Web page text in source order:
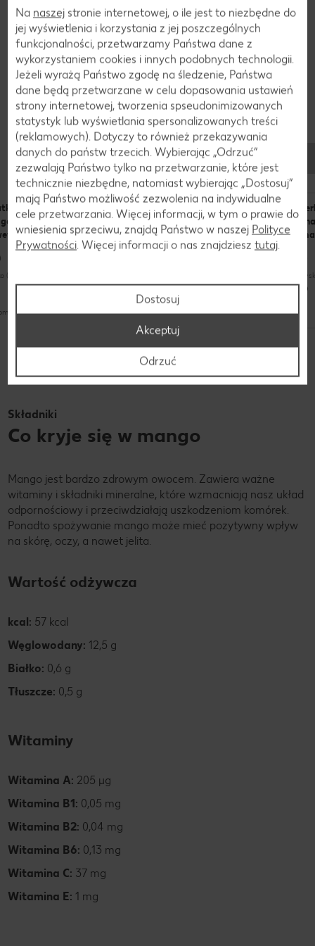
odmiany stanowi miąższ, który jest pozbawiony włókien.
Pestka zaś jest naprawdę niewielka.
Sezon zbiorów trwa bardzo krótko, zazwyczaj od 36 do 42
tygodnia roku.
Przepisy
To możesz przygotować z mango
z
i
(do 30 minut)
Makaronowy wok z mango
zajmuje trochę czasu (do 60 minut)
Szaszłyki z
mango i serem
Odkryj jeszcze więcej przepisów
Składniki
Co kryje się w mango
Mango jest bardzo zdrowym owocem. Zawiera ważne
witaminy i składniki mineralne, które wzmacniają nasz układ
odpornościowy i przeciwdziałają uszkodzeniom komórek.
Ponadto spożywanie mango może mieć pozytywny wpływ
na skórę, oczy, a nawet jelita.
Wartość odżywcza
kcal: 57 kcal
Węglowodany: 12,5 g
Białko: 0,6 g
Tłuszcze: 0,5 g
Witaminy
Witamina A: 205 µg
Witamina B1: 0,05 mg
Witamina B2: 0,04 mg
Witamina B6: 0,13 mg
Witamina C: 37 mg
Witamina E: 1 mg
Na naszej stronie internetowej, o ile jest to niezbędne do
jej wyświetlenia i korzystania z jej poszczególnych
funkcjonalności, przetwarzamy Państwa dane z
wykorzystaniem cookies i innych podobnych technologii.
Jeżeli wyrażą Państwo zgodę na śledzenie, Państwa
dane będą przetwarzane w celu dopasowania ustawień
strony internetowej, tworzenia spseudonimizowanych
statystyk lub wyświetlania spersonalizowanych treści
(reklamowych). Dotyczy to również przekazywania
danych do państw trzecich. Wybierając „Odrzuć“
zezwalają Państwo tylko na przetwarzanie, które jest
technicznie niezbędne, natomiast wybierając „Dostosuj”
mają Państwo możliwość zezwolenia na indywidualne
cele przetwarzania. Więcej informacji, w tym o prawie do
wniesienia sprzeciwu, znajdą Państwo w naszej Polityce
Prywatności. Więcej informacji o nas znajdziesz tutaj.
Dostosuj
Odrzuć
Akceptuj